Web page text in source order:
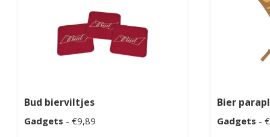
Bud bierviltjes
Gadgets - €9,89
Bier
Gadgets -